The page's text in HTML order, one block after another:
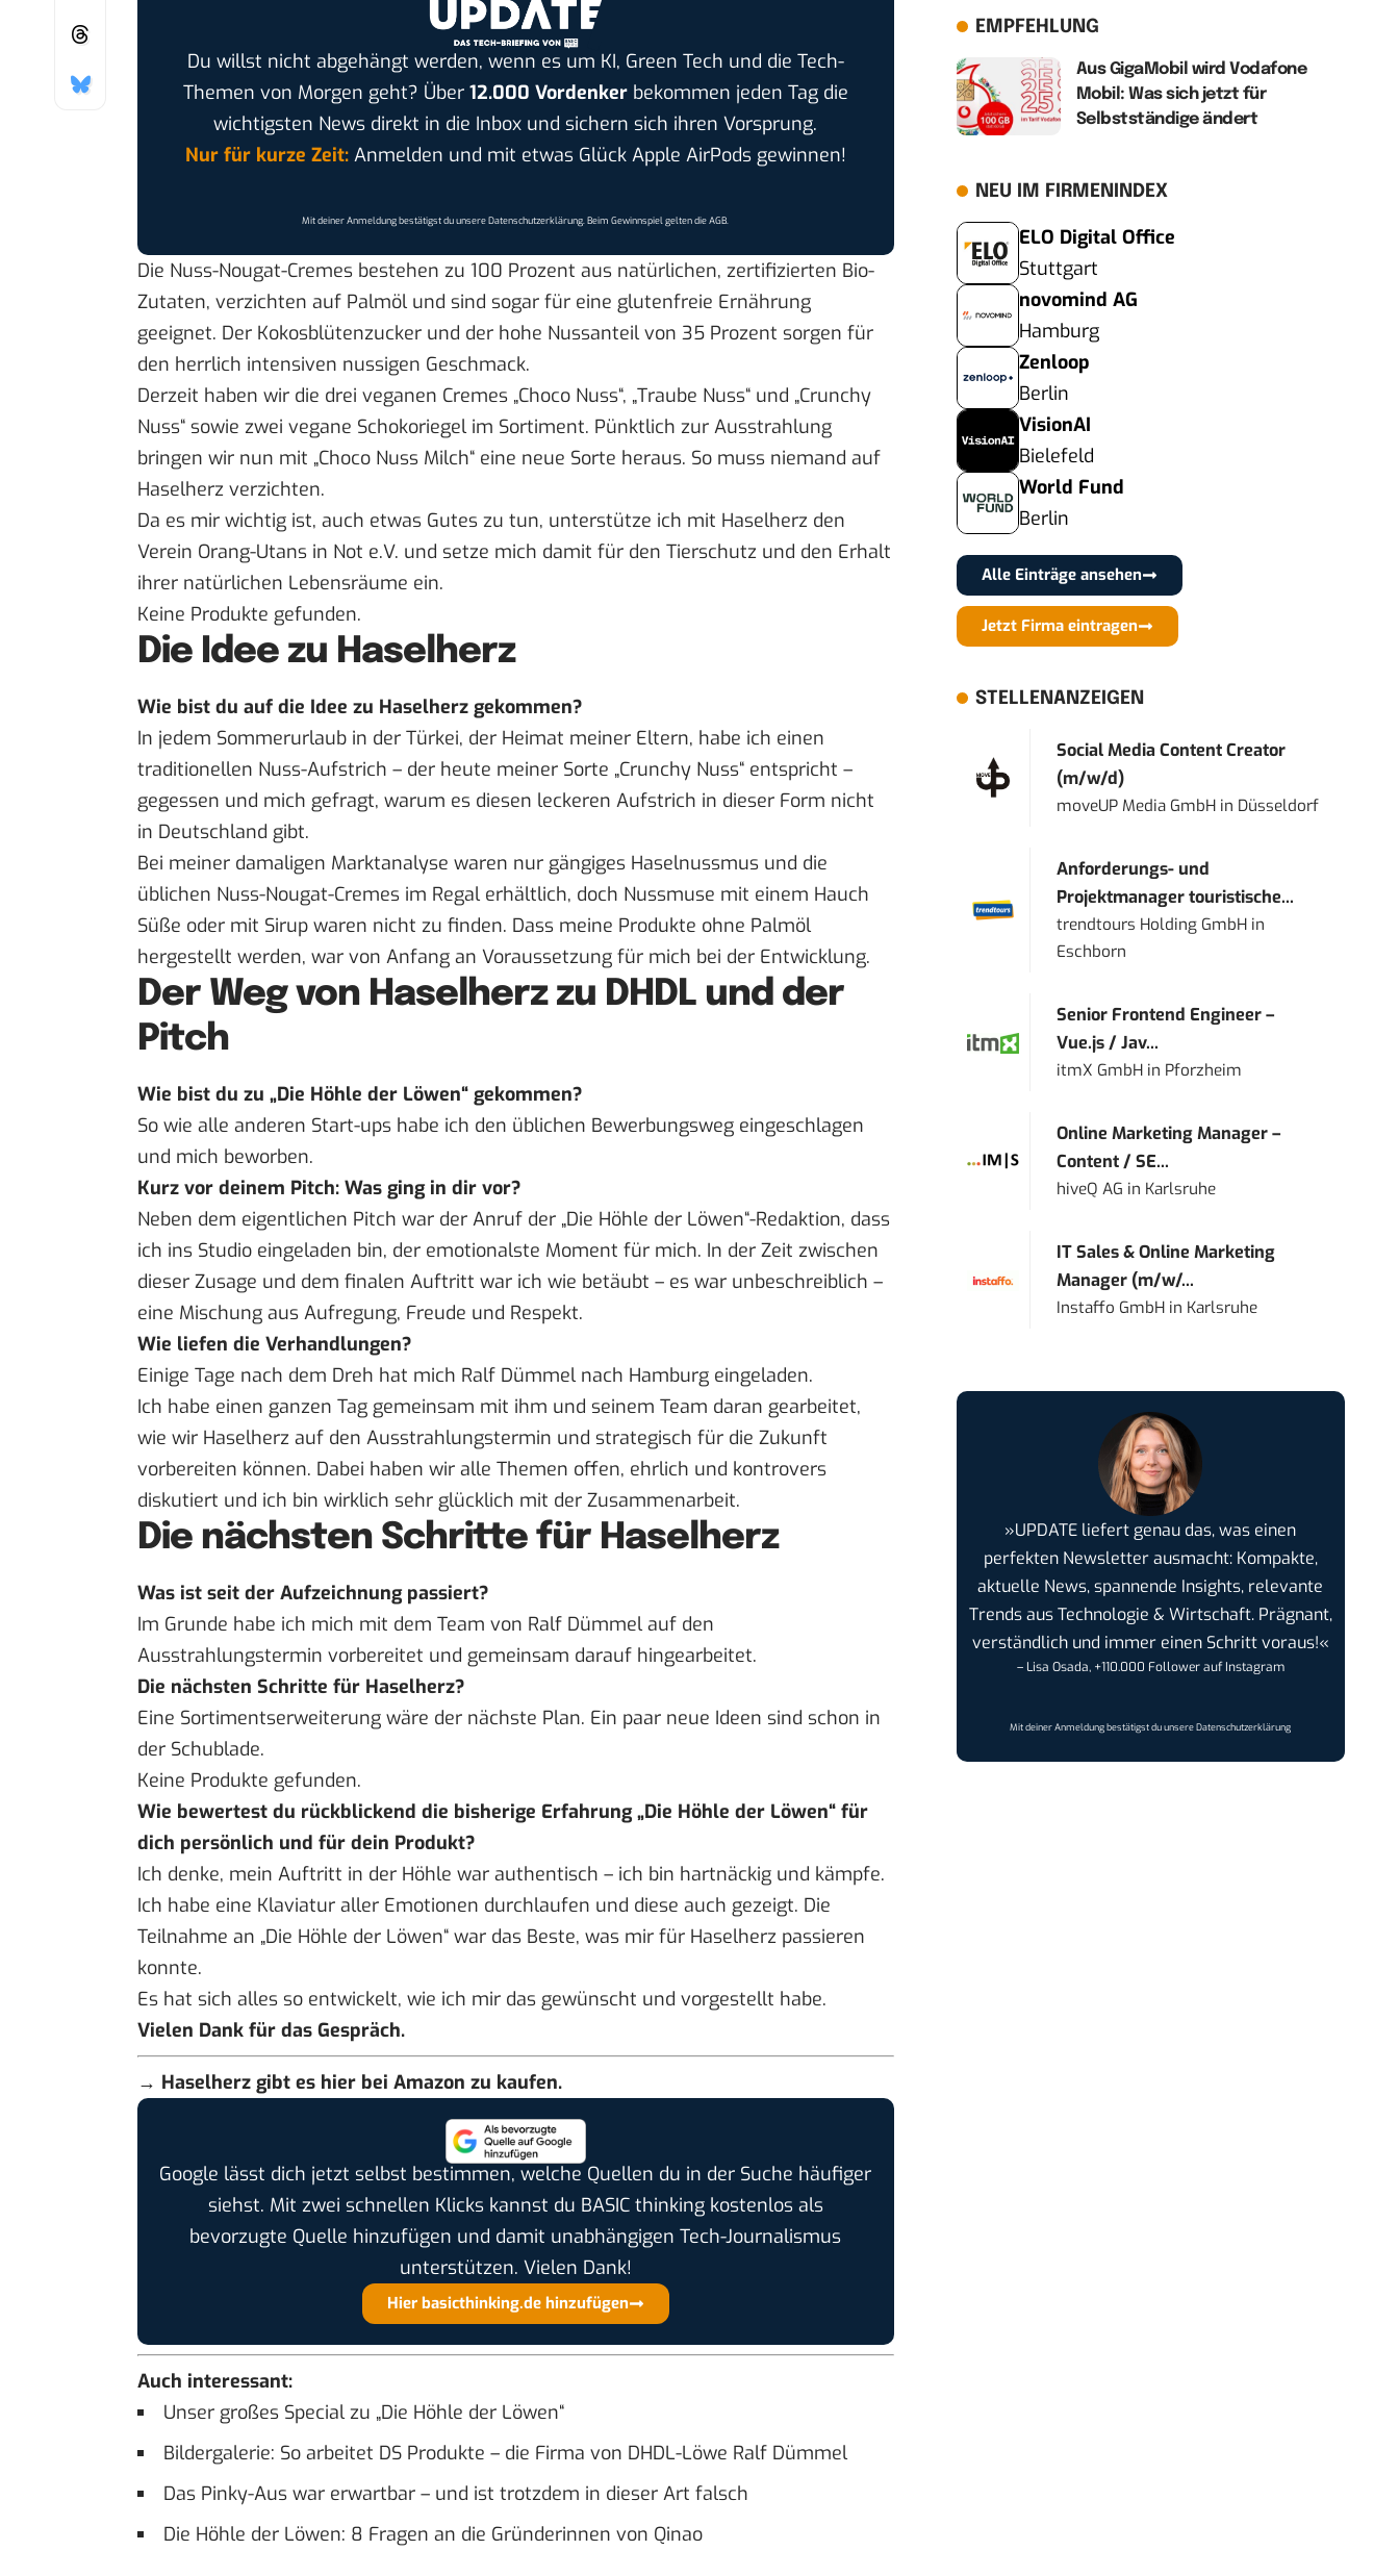
Du willst nicht abgehängt werden, wenn es um KI, Green Tech und die Tech-
Themen von Morgen geht? Über 12.000 Vordenkerbekommen jeden Tag die
wichtigsten News direkt in die Inbox und sichern sich ihren Vorsprung.
Nur für kurze Zeit:Anmelden und mit etwas Glück Apple AirPods gewinnen!
Mit deiner Anmeldung bestätigst du unsereDatenschutzerklärung. Beim Gewinnspiel gelten dieAGB.
Die Nuss-Nougat-Cremes bestehen zu 100 Prozent aus natürlichen, zertifizierten Bio-
Zutaten, verzichten auf Palmöl und sind sogar für eine glutenfreie Ernährung
geeignet. Der Kokosblütenzucker und der hohe Nussanteil von 35 Prozent sorgen für
den herrlich intensiven nussigen Geschmack.
Derzeit haben wir die drei veganen Cremes „Choco Nuss“, „Traube Nuss“ und „Crunchy
Nuss“ sowie zwei vegane Schokoriegel im Sortiment. Pünktlich zur Ausstrahlung
bringen wir nun mit „Choco Nuss Milch“ eine neue Sorte heraus. So muss niemand auf
Haselherz verzichten.
Da es mir wichtig ist, auch etwas Gutes zu tun, unterstütze ich mit Haselherz den
Verein Orang-Utans in Not e.V. und setze mich damit für den Tierschutz und den Erhalt
ihrer natürlichen Lebensräume ein.
Keine Produkte gefunden.
Die Idee zu Haselherz
Wie bist du auf die Idee zu Haselherz gekommen?
In jedem Sommerurlaub in der Türkei, der Heimat meiner Eltern, habe ich einen
traditionellen Nuss-Aufstrich – der heute meiner Sorte „Crunchy Nuss“ entspricht –
gegessen und mich gefragt, warum es diesen leckeren Aufstrich in dieser Form nicht
in Deutschland gibt.
Bei meiner damaligen Marktanalyse waren nur gängiges Haselnussmus und die
üblichen Nuss-Nougat-Cremes im Regal erhältlich, doch Nussmuse mit einem Hauch
Süße oder mit Sirup waren nicht zu finden. Dass meine Produkte ohne Palmöl
hergestellt werden, war von Anfang an Voraussetzung für mich bei der Entwicklung.
Der Weg von Haselherz zu DHDL und der
Pitch
Wie bist du zu „Die Höhle der Löwen“ gekommen?
So wie alle anderen Start-ups habe ich den üblichen Bewerbungsweg eingeschlagen
und mich beworben.
Kurz vor deinem Pitch: Was ging in dir vor?
Neben dem eigentlichen Pitch war der Anruf der „Die Höhle der Löwen“-Redaktion, dass
ich ins Studio eingeladen bin, der emotionalste Moment für mich. In der Zeit zwischen
dieser Zusage und dem finalen Auftritt war ich wie betäubt – es war unbeschreiblich –
eine Mischung aus Aufregung, Freude und Respekt.
Wie liefen die Verhandlungen?
Einige Tage nach dem Dreh hat mich Ralf Dümmel nach Hamburg eingeladen.
Ich habe einen ganzen Tag gemeinsam mit ihm und seinem Team daran gearbeitet,
wie wir Haselherz auf den Ausstrahlungstermin und strategisch für die Zukunft
vorbereiten können. Dabei haben wir alle Themen offen, ehrlich und kontrovers
diskutiert und ich bin wirklich sehr glücklich mit der Zusammenarbeit.
Die nächsten Schritte für Haselherz
Was ist seit der Aufzeichnung passiert?
Im Grunde habe ich mich mit dem Team von Ralf Dümmel auf den
Ausstrahlungstermin vorbereitet und gemeinsam darauf hingearbeitet.
Die nächsten Schritte für Haselherz?
Eine Sortimentserweiterung wäre der nächste Plan. Ein paar neue Ideen sind schon in
der Schublade.
Keine Produkte gefunden.
Wie bewertest du rückblickend die bisherige Erfahrung „Die Höhle der Löwen“ für
dich persönlich und für dein Produkt?
Ich denke, mein Auftritt in der Höhle war authentisch – ich bin hartnäckig und kämpfe.
Ich habe eine Klaviatur aller Emotionen durchlaufen und diese auch gezeigt. Die
Teilnahme an „Die Höhle der Löwen“ war das Beste, was mir für Haselherz passieren
konnte.
Es hat sich alles so entwickelt, wie ich mir das gewünscht und vorgestellt habe.
Vielen Dank für das Gespräch.
→ Haselherz gibt es hier bei Amazon zu kaufen.
Google lässt dich jetzt selbst bestimmen, welche Quellen du in der Suche häufiger
siehst. Mit zwei schnellen Klicks kannst du BASIC thinking kostenlos als
bevorzugte Quelle hinzufügen und damit unabhängigen Tech-Journalismus
unterstützen. Vielen Dank!
Hier basicthinking.de hinzufügen
Auch interessant:
Unser großes Special zu „Die Höhle der Löwen“
Bildergalerie: So arbeitet DS Produkte – die Firma von DHDL-Löwe Ralf Dümmel
Das Pinky-Aus war erwartbar – und ist trotzdem in dieser Art falsch
Die Höhle der Löwen: 8 Fragen an die Gründerinnen von Qinao
EMPFEHLUNG
Aus GigaMobil wird Vodafone
Mobil: Was sich jetzt für
Selbstständige ändert
NEU IM FIRMENINDEX
ELO Digital Office
Stuttgart
novomind AG
Hamburg
Zenloop
Berlin
VisionAI
Bielefeld
World Fund
Berlin
Alle Einträge ansehen
Jetzt Firma eintragen
STELLENANZEIGEN
Social Media Content Creator
(m/w/d)
moveUP Media GmbH in Düsseldorf
Anforderungs- und
Projektmanager touristische...
trendtours Holding GmbH in
Eschborn
Senior Frontend Engineer –
Vue.js / Jav...
itmX GmbH in Pforzheim
Online Marketing Manager –
Content / SE...
hiveQ AG in Karlsruhe
IT Sales & Online Marketing
Manager (m/w/...
Instaffo GmbH in Karlsruhe
»UPDATE liefert genau das, was einen
perfekten Newsletter ausmacht: Kompakte,
aktuelle News, spannende Insights, relevante
Trends aus Technologie & Wirtschaft. Prägnant,
verständlich und immer einen Schritt voraus!«
– Lisa Osada, +110.000 Follower auf Instagram
Mit deiner Anmeldung bestätigst du unsereDatenschutzerklärung